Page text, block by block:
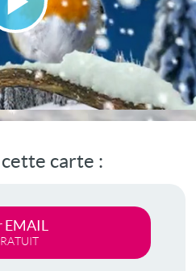
Lire
la
vidéo
carte :
EMAIL